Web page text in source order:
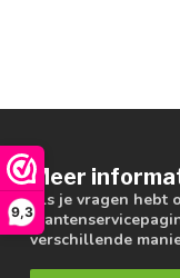
9,3
Meer
Als je vragen hebt
verschillende